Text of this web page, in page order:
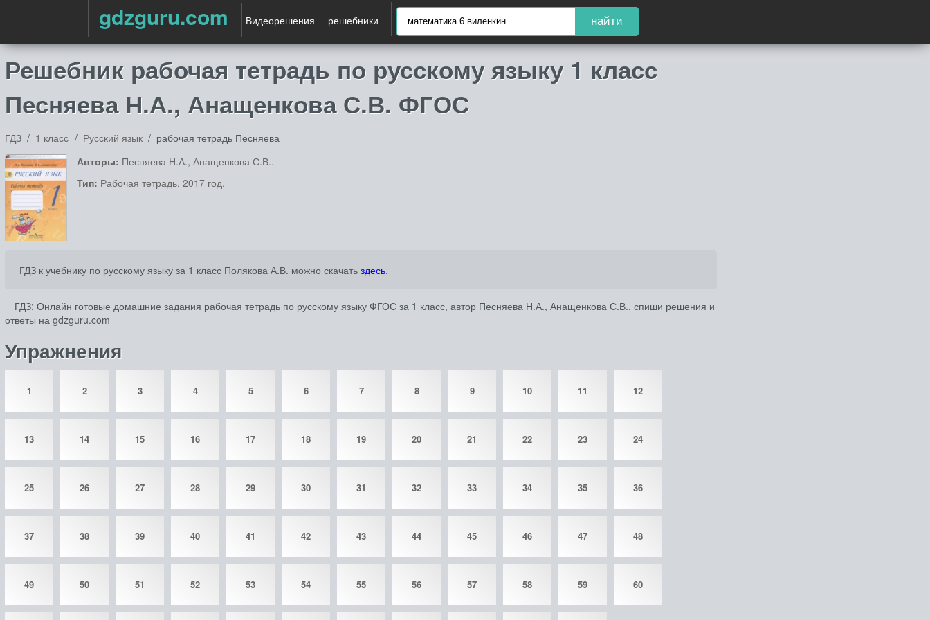
gdzguru.com Видеорешения решебники найти
Решебник рабочая тетрадь по русскому языку 1 класс
Песняева Н.А., Анащенкова С.В. ФГОС
ГДЗ 1 класс Русский язык
рабочая тетрадь Песняева
Авторы: Песняева Н.А., Анащенкова С.В..
Тип: Рабочая тетрадь. 2017 год.
ГДЗ к учебнику по русскому языку за 1 класс Полякова А.В. можно скачать здесь.
ГДЗ: Онлайн готовые домашние задания рабочая тетрадь по русскому языку ФГОС за 1 класс, автор Песняева Н.А., Анащенкова С.В., спиши решения и
ответы на gdzguru.com
Упражнения
1 2 3 4 5 6 7 8 9 10 11 12
13 14 15 16 17 18 19 20 21 22 23 24
25 26 27 28 29 30 31 32 33 34 35 36
37 38 39 40 41 42 43 44 45 46 47 48
49 50 51 52 53 54 55 56 57 58 59 60